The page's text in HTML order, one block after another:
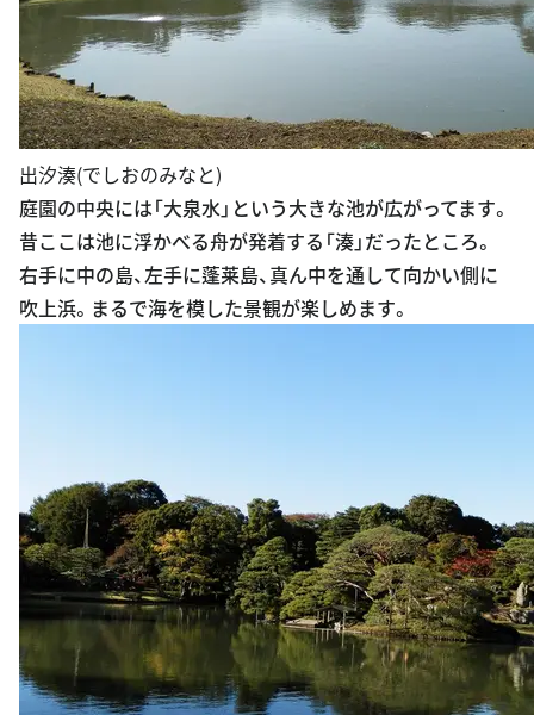
出汐湊(でしおのみなと)
庭園の中央には「大泉水」という大きな池が広がってます。
昔ここは池に浮かべる舟が発着する「湊」だったところ。
右手に中の島、左手に蓬莱島、真ん中を通して向かい側に
吹上浜。まるで海を模した景観が楽しめます。